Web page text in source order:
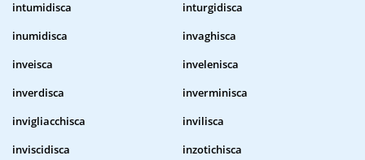
intumidisca
inturgidisca
inumidisca
invaghisca
inveisca
invelenisca
inverdisca
inverminisca
invigliacchisca
invilisca
inviscidisca
inzotichisca